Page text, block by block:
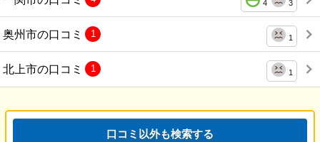
4 3
奥州市の口コミ 1
1
北上市の口コミ 1
1
口コミ以外も検索する